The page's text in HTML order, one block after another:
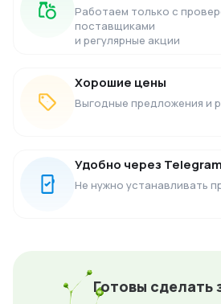
Работаем только с
поставщиками
и регулярные акции
Хорошие цены
Выгодные предложения и
Удобно через Telegram
Не нужно устанавливать
Готовы сделать